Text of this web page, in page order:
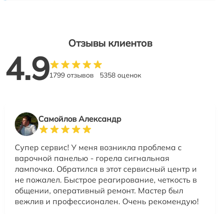
Отзывы клиентов
4.91799 отзывов 5358 оценок
Самойлов Александр
Супер сервис! У меня возникла проблема с
варочной панелью - горела сигнальная
лампочка. Обратился в этот сервисный центр и
не пожалел. Быстрое реагирование, четкость в
общении, оперативный ремонт. Мастер был
вежлив и профессионален. Очень рекомендую!